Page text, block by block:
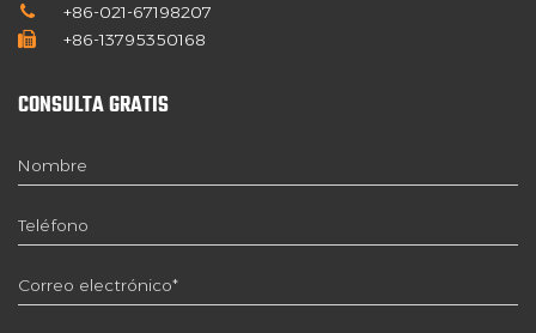
+86-021-67198207
+86-13795350168
CONSULTA GRATIS